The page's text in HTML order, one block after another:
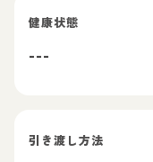
健康状態
---
引き渡し方法